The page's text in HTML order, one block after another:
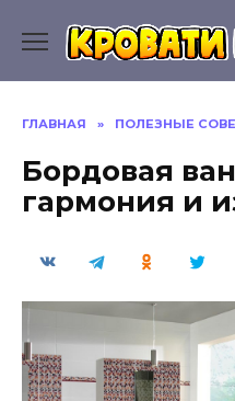
содержанию
ГЛАВНАЯ » ПОЛЕЗНЫЕ
Бордовая
гармония и